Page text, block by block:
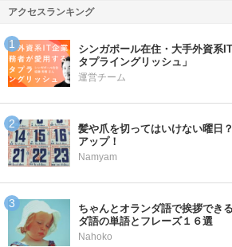
アクセスランキング
シンガポール在住・大手外資系
タプライングリッシュ」
運営チーム
髪や爪を切ってはいけない曜日
アップ！
Namyam
ちゃんとオランダ語で挨拶でき
ダ語の単語とフレーズ１６選
Nahoko